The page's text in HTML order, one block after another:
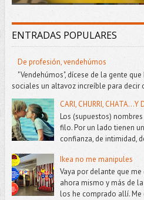
ENTRADAS POPULARES
De profesión, vendehúmos
"Vendehúmos", dícese de la gente
sociales un altavoz increíble para decir
CARI, CHURRI, CHATA...Y
Los (supuestos)
filo. Por un lado tienen
confianza, de intimidad,
Ikea no me manipules
Vaya por delante que
ahora mismo y más de
los he comprado allí. Me